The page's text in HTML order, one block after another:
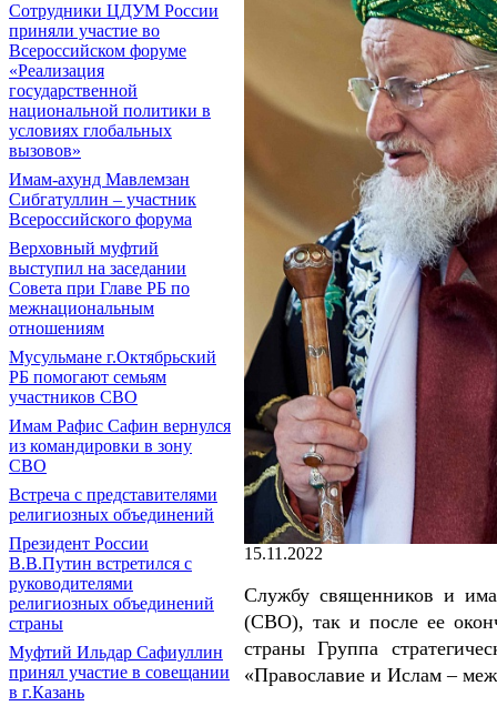
Сотрудники ЦДУМ России
приняли участие во
Всероссийском форуме
«Реализация
государственной
национальной политики в
условиях глобальных
вызовов»
Имам-ахунд Мавлемзан
Сибгатуллин – участник
Всероссийского форума
Верховный муфтий
выступил на заседании
Совета при Главе РБ по
межнациональным
отношениям
Мусульмане г.Октябрьский
РБ помогают семьям
участников СВО
Имам Рафис Сафин вернулся
из командировки в зону
СВО
Встреча с представителями
религиозных объединений
Президент России
В.В.Путин встретился с
руководителями
религиозных объединений
страны
Муфтий Ильдар Сафиуллин
принял участие в совещании
в г.Казань
15.11.2022
Службу священников и
(СВО), так и после ее
страны Группа
«Православие и Ислам –